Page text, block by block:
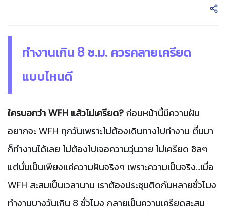
ทำงานเกิน 8 ช.ม. ควรคลายเครียด
แบบไหนดี
ใครบอกว่า WFH แล้วไม่เครียด? ก่อนหน้านี้มีความฝัน
อยากจะ WFH ทุกวันเพราะไม่ต้องเดินทางไปทำงาน ตื่นมา
ก็ทำงานได้เลย ไม่ต้องไปเจอความวุ่นวาย ไม่เครียด ชิลๆ
แต่นั่นเป็นเพียงแค่ความฝันจริงๆ เพราะความเป็นจริง...เมื่อ
WFH สะสมเป็นเวลานาน เราต้องประชุมติดกันหลายชั่วโมง
ทำงานบางวันเกิน 8 ชั่วโมง กลายเป็นความเครียดสะสม